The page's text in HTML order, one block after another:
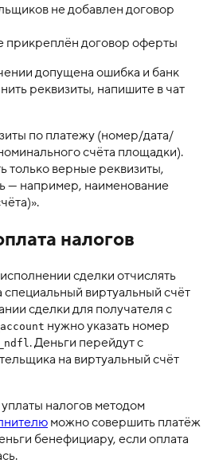
не добавлен договор
прикреплён договор оферты
допущена ошибка и банк
реквизиты, напишите в чат
по платежу (номер/дата/
счёта площадки).
только верные реквизиты,
— например, наименование
налогов
сделки отчислять
виртуальный счёт
сделки для получателя с
нужно указать номер
. Деньги перейдут с
на виртуальный счёт
налогов методом
можно совершить платёж
бенефициару, если оплата